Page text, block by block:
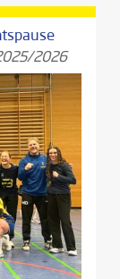
2026